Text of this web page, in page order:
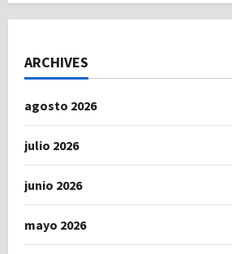
ARCHIVES
agosto 2026
julio 2026
junio 2026
mayo 2026